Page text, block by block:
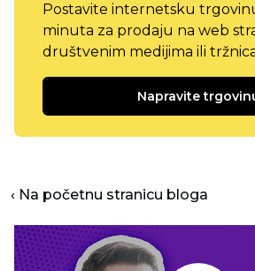
Postavite internetsku
minuta za prodaju na web
društvenim medijima ili
Napravite
‹ Na početnu stranicu bloga